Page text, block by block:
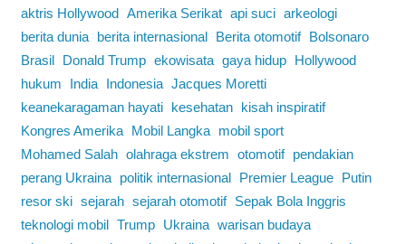
aktris Hollywood Amerika Serikat api suci arkeologi
berita dunia
berita internasional Berita otomotif
Bolsonaro
Brasil
Donald Trump ekowisata gaya hidup
Hollywood
hukum
India Indonesia Jacques Moretti
keanekaragaman hayati
kesehatan
kisah inspiratif
Kongres Amerika
Mobil Langka
mobil sport
Mohamed Salah olahraga ekstrem otomotif
pendakian
perang Ukraina
politik internasional Premier League
Putin
resor ski sejarah sejarah otomotif
Sepak Bola Inggris
teknologi mobil Trump Ukraina warisan budaya